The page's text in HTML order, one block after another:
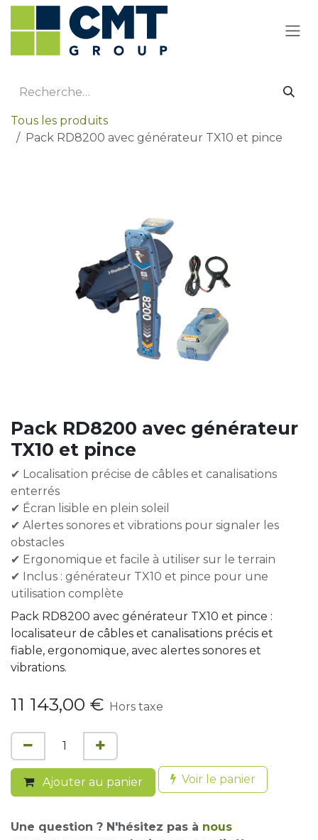
Se rendre au contenu
Tous les produits
Pack RD8200 avec générateur TX10 et pince
Pack RD8200 avec générateur
TX10 et pince
✔ Localisation précise de câbles et canalisations
enterrés
✔ Écran lisible en plein soleil
✔ Alertes sonores et vibrations pour signaler les
obstacles
✔ Ergonomique et facile à utiliser sur le terrain
✔ Inclus : générateur TX10 et pince pour une
utilisation complète
Pack RD8200 avec générateur TX10 et pince :
localisateur de câbles et canalisations précis et
fiable, ergonomique, avec alertes sonores et
vibrations.
11 143,00 € Hors taxe
Ajouter au panier Voir le panier
Une question ? N'hésitez pas à nous